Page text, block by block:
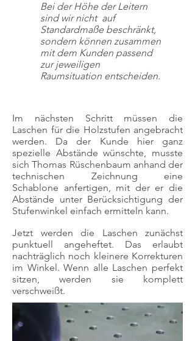
Bei der Höhe der Leitern
sind wir nicht auf
Standardmaße beschränkt,
sondern können zusammen
mit dem Kunden passend
zur jeweiligen
Raumsituation entscheiden.
Im nächsten Schritt müssen die
Laschen für die Holzstufen angebracht
werden. Da der Kunde hier ganz
spezielle Abstände wünschte, musste
sich Thomas Rüschenbaum anhand der
technischen Zeichnung eine
Schablone anfertigen, mit der er die
Abstände unter Berücksichtigung der
Stufenwinkel einfach ermitteln kann.
Jetzt werden die Laschen zunächst
punktuell angeheftet. Das erlaubt
nachträglich noch kleinere Korrekturen
im Winkel. Wenn alle Laschen perfekt
sitzen, werden sie komplett
verschweißt.